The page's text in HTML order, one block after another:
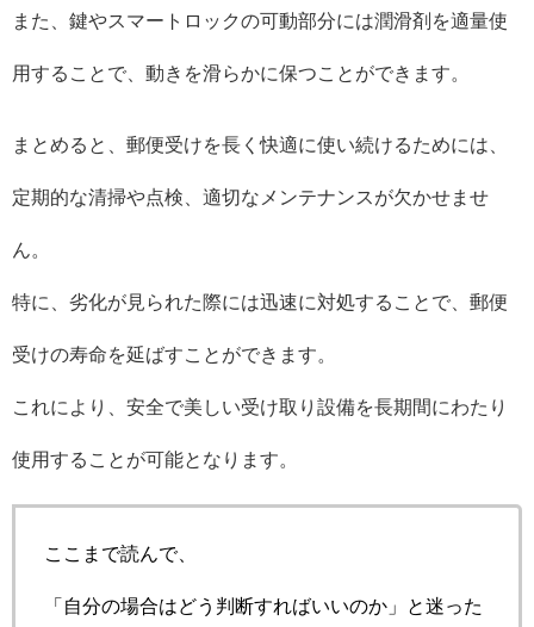
また、鍵やスマートロックの可動部分には潤滑剤を適量使
用することで、動きを滑らかに保つことができます。
まとめると、郵便受けを長く快適に使い続けるためには、
定期的な清掃や点検、適切なメンテナンスが欠かせませ
ん。
特に、劣化が見られた際には迅速に対処することで、郵便
受けの寿命を延ばすことができます。
これにより、安全で美しい受け取り設備を長期間にわたり
使用することが可能となります。
ここまで読んで、
「自分の場合はどう判断すればいいのか」と迷った